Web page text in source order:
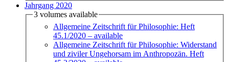
Jahrgang 2020
3 volumes available
Allgemeine Zeitschrift für Philosophie: Heft
45.1/2020 – available
Allgemeine Zeitschrift für Philosophie: Widerstand
und ziviler Ungehorsam im Anthropozän. Heft